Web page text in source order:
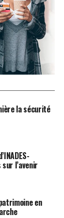
la sécurité
l’avenir
en